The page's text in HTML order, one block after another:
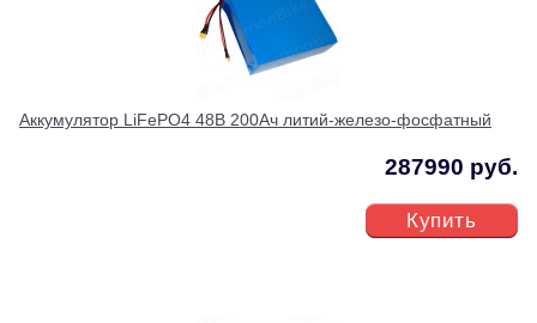
Аккумулятор LiFePO4 48В 200Ач литий-железо-фосфатный
287990 руб.
Купить